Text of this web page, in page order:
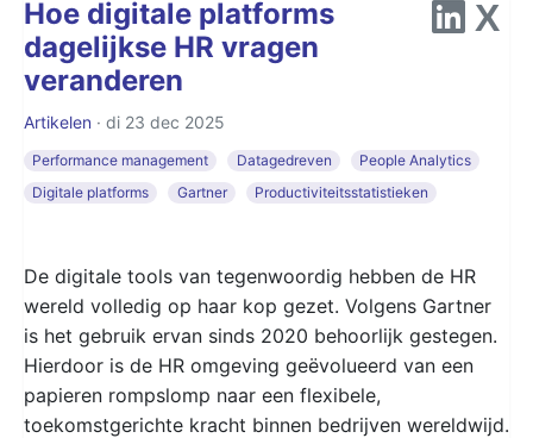
Hoe digitale platforms
dagelijkse HR vragen
veranderen
Artikelen · di 23 dec 2025
Performance management Datagedreven
People Analytics
Digitale platforms
Gartner Productiviteitsstatistieken
De digitale tools van tegenwoordig hebben de HR
wereld volledig op haar kop gezet. Volgens Gartner
is het gebruik ervan sinds 2020 behoorlijk gestegen.
Hierdoor is de HR omgeving geëvolueerd van een
papieren rompslomp naar een flexibele,
toekomstgerichte kracht binnen bedrijven wereldwijd.